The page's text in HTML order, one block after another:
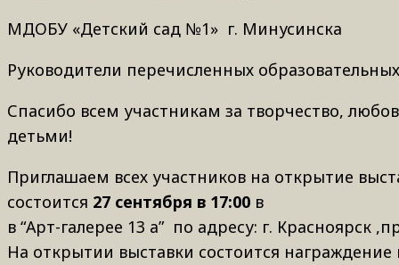
МДОБУ «Детский сад №1» г. Минусинска
Руководители перечисленных
Спасибо всем участникам за творчество,
детьми!
Приглашаем всех участников на открытие
состоится 27 сентября в 17:00 в
в “Арт-галерее 13 а” по адресу: г. Красноярск
На открытии выставки состоится